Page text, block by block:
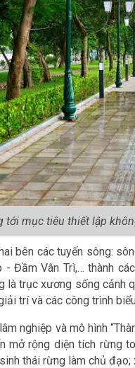
tới mục tiêu thiết lập
bên các tuyến sông:
- Đầm Vân Trì,… thành
là trục xương sống cảnh
trí và các công trình
nghiệp và mô hình
mở rộng diện tích rừng
thái rừng làm chủ